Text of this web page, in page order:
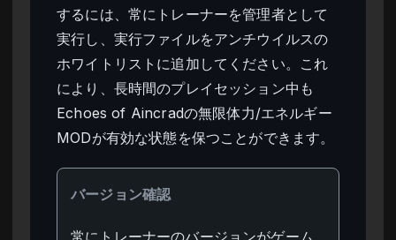
するには、常にトレーナーを管理者として
実行し、実行ファイルをアンチウイルスの
ホワイトリストに追加してください。これ
により、長時間のプレイセッション中も
Echoes of Aincradの無限体力/エネルギー
MODが有効な状態を保つことができます。
バージョン確認